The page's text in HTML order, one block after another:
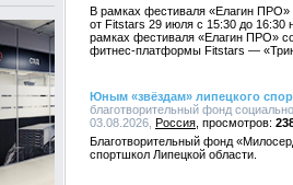
В рамках фестиваля «Елагин ПРО»
от Fitstars 29 июля с 15:30 до 16:30
рамках фестиваля «Елагин ПРО»
фитнес-платформы Fitstars —
Юным «звёздам» липецкого
благотворительный фонд
03.08.2026, Россия
Благотворительный фонд
спортшкол Липецкой области.